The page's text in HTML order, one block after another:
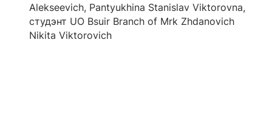
Alekseevich, Pantyukhina Stanislav Viktorovna,
студэнт UO Bsuir Branch of Mrk Zhdanovich
Nikita Viktorovich